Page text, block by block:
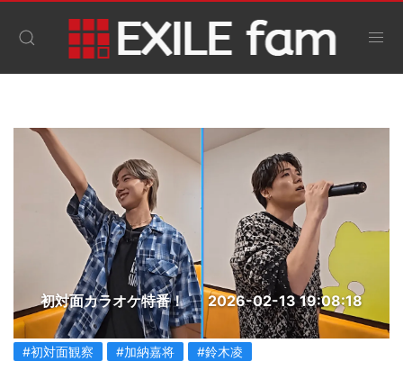
初対面カラオケ特番！ 2026-02-13 19:08:18
#初対面観察 #加納嘉将 #鈴木凌